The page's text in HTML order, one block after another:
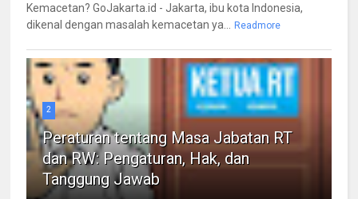
Kemacetan? GoJakarta.id - Jakarta, ibu kota Indonesia,
dikenal dengan masalah kemacetan ya... Readmore
2
Peraturan tentang Masa Jabatan RT
dan RW: Pengaturan, Hak, dan
Tanggung Jawab